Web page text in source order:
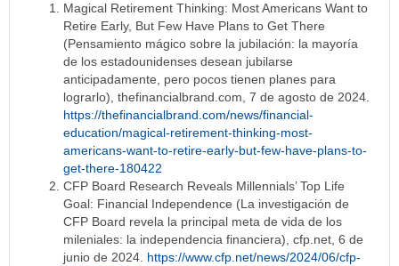
Magical Retirement Thinking: Most Americans Want to
Retire Early, But Few Have Plans to Get There
(Pensamiento mágico sobre la jubilación: la mayoría
de los estadounidenses desean jubilarse
anticipadamente, pero pocos tienen planes para
lograrlo), thefinancialbrand.com, 7 de agosto de 2024.
https://thefinancialbrand.com/news/financial-
education/magical-retirement-thinking-most-
americans-want-to-retire-early-but-few-have-plans-to-
get-there-180422
CFP Board Research Reveals Millennials’ Top Life
Goal: Financial Independence (La investigación de
CFP Board revela la principal meta de vida de los
mileniales: la independencia financiera), cfp.net, 6 de
junio de 2024. https://www.cfp.net/news/2024/06/cfp-